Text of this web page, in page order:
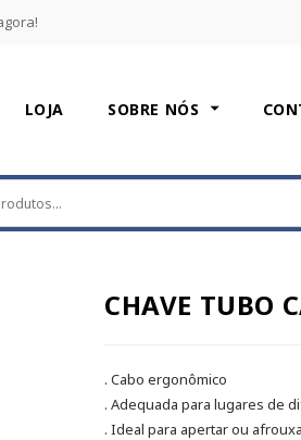
LOJA SOBRE NÓS
CHAVE TUBO
. Cabo ergonômico
. Adequada para lugares de
. Ideal para apertar ou